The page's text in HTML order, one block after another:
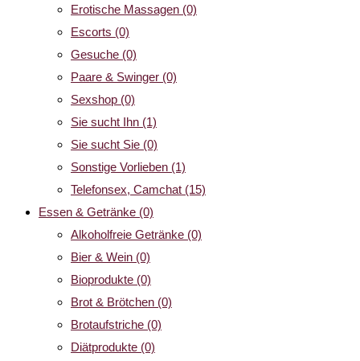
Erotische Massagen (0)
Escorts (0)
Gesuche (0)
Paare & Swinger (0)
Sexshop (0)
Sie sucht Ihn (1)
Sie sucht Sie (0)
Sonstige Vorlieben (1)
Telefonsex, Camchat (15)
Essen & Getränke (0)
Alkoholfreie Getränke (0)
Bier & Wein (0)
Bioprodukte (0)
Brot & Brötchen (0)
Brotaufstriche (0)
Diätprodukte (0)